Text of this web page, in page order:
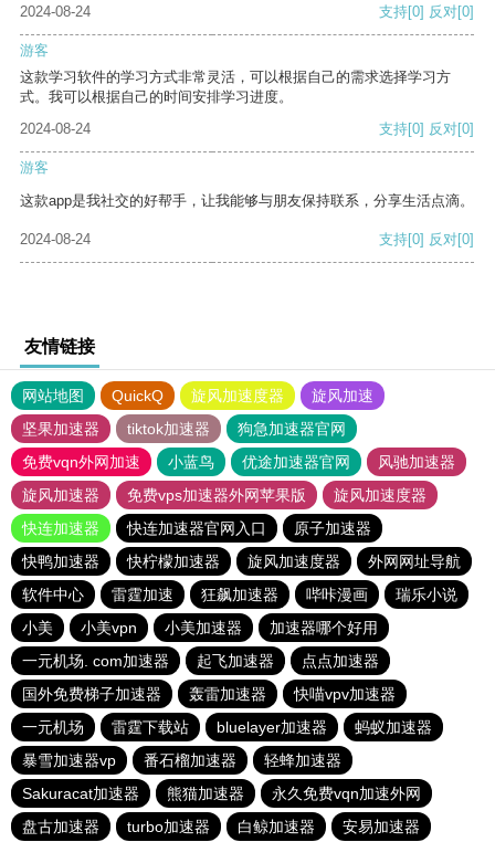
2024-08-24
支持[0] 反对[0]
游客
这款学习软件的学习方式非常灵活，可以根据自己的需求选择学习方
式。我可以根据自己的时间安排学习进度。
2024-08-24
支持[0] 反对[0]
游客
这款app是我社交的好帮手，让我能够与朋友保持联系，分享生活点滴。
2024-08-24 支持[0] 反对[0]
友情链接
网站地图 QuickQ 旋风加速度器
旋风加速
坚果加速器
tiktok加速器
狗急加速器官网
免费vqn外网加速
小蓝鸟 优途加速器官网
风驰加速器
旋风加速器
免费vps加速器外网苹果版
旋风加速度器
快连加速器
快连加速器官网入口
原子加速器
快鸭加速器
快柠檬加速器 旋风加速度器
外网网址导航
软件中心
雷霆加速 狂飙加速器 哔咔漫画
瑞乐小说
小美
小美vpn 小美加速器
加速器哪个好用
一元机场. com加速器
起飞加速器
点点加速器
国外免费梯子加速器
轰雷加速器
快喵vpv加速器
一元机场
雷霆下载站 bluelayer加速器
蚂蚁加速器
暴雪加速器vp
番石榴加速器
轻蜂加速器
Sakuracat加速器
熊猫加速器
永久免费vqn加速外网
盘古加速器
turbo加速器 白鲸加速器 安易加速器